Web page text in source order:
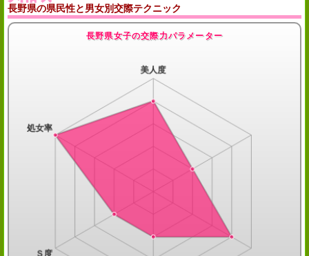
長野県の県民性と男女別交際テクニック
長野県女子の交際力パラメーター